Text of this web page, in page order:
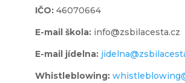
IČO: 46070664
E-mail škola: info@zsbilacesta.cz
E-mail jídelna:
Whistleblowing: